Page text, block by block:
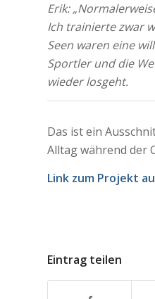
Erik:
Ich trainierte zwar
Seen waren eine
Sportler und die
wieder losgeht.
Das ist ein
Alltag während der
Link zum Projekt
Eintrag teilen